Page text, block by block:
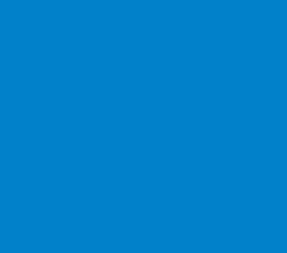
Managed Detection and